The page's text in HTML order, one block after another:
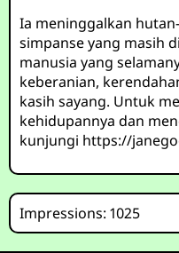
Ia meninggalkan
simpanse yang masih
manusia yang
keberanian,
kasih sayang. Untuk
kehidupannya dan
kunjungi https://
Impressions: 1025